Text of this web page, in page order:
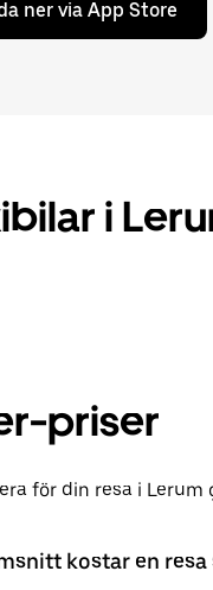
ner via App Store
i
priser
för din resa i
kostar en resa